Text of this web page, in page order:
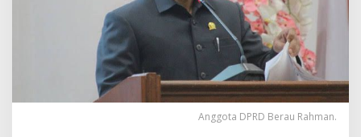
Anggota DPRD Berau Rahman.